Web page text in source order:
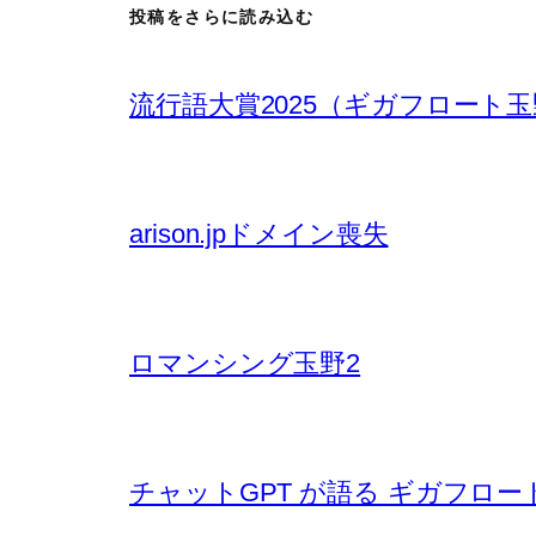
投稿をさらに読み込む
流行語大賞2025（ギガフロート玉
arison.jpドメイン喪失
ロマンシング玉野2
チャットGPT が語る ギガフロー